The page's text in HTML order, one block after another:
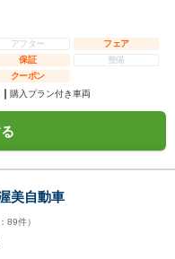
アフター
フェア
保証
整備
クーポン
購入プラン付き車両
美自動車
89件）